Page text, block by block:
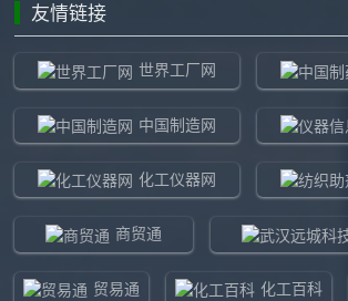
友情链接
世界工厂网
中国制造网
化工仪器网
商贸通
贸易通 化工百科